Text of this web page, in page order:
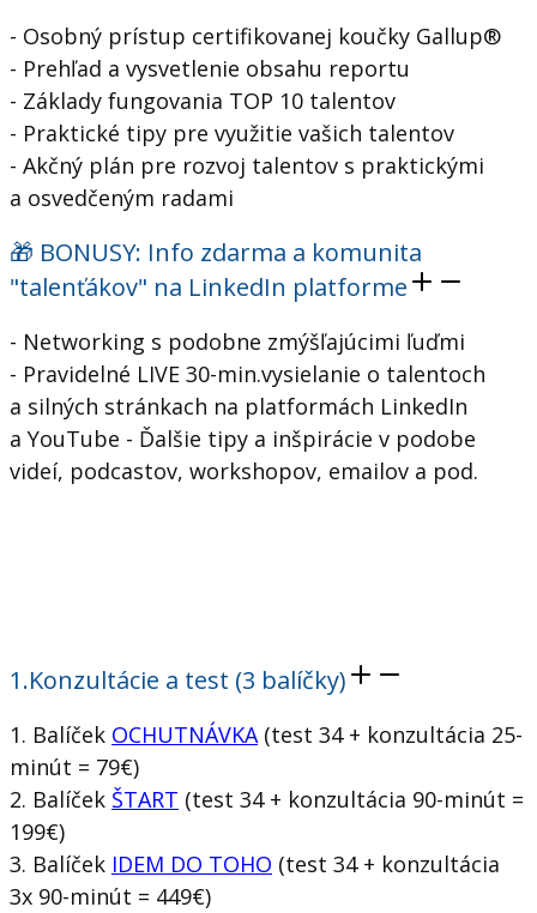
- Osobný prístup certifikovanej koučky Gallup®
- Prehľad a vysvetlenie obsahu reportu
- Základy fungovania TOP 10 talentov
- Praktické tipy pre využitie vašich talentov
- Akčný plán pre rozvoj talentov s praktickými
a osvedčeným radami
🎁 BONUSY: Info zdarma a komunita
"talenťákov" na LinkedIn platforme
- Networking s podobne zmýšľajúcimi ľuďmi
- Pravidelné LIVE 30-min.vysielanie o talentoch
a silných stránkach na platformách LinkedIn
a YouTube - Ďalšie tipy a inšpirácie v podobe
videí, podcastov, workshopov, emailov a pod.
1.Konzultácie a test (3 balíčky)
1. Balíček OCHUTNÁVKA(test 34 + konzultácia 25-
minút = 79€)
2. Balíček ŠTART (test 34 + konzultácia 90-minút =
199€)
3. Balíček IDEM DO TOHO (test 34 + konzultácia
3x 90-minút = 449€)